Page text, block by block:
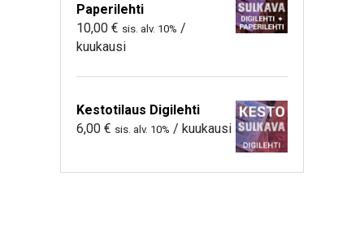
Paperilehti
10,00 € sis. alv. 10% /
kuukausi
Kestotilaus Digilehti
6,00 € sis. alv. 10% / kuukausi